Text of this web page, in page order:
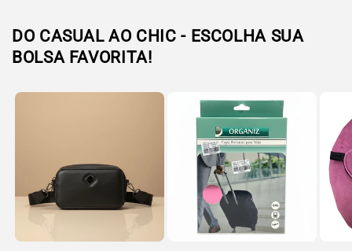
DO CASUAL AO CHIC - ESCOLHA SUA
BOLSA FAVORITA!